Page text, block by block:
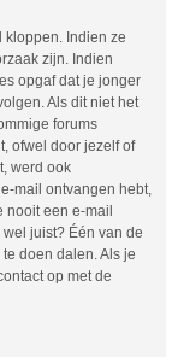
kloppen. Indien ze
zijn. Indien
opgaf dat je jonger
Als dit niet het
forums
ofwel door jezelf of
werd ook
mail ontvangen hebt,
nooit een e-mail
juist? Één van de
doen dalen. Als je
op met de